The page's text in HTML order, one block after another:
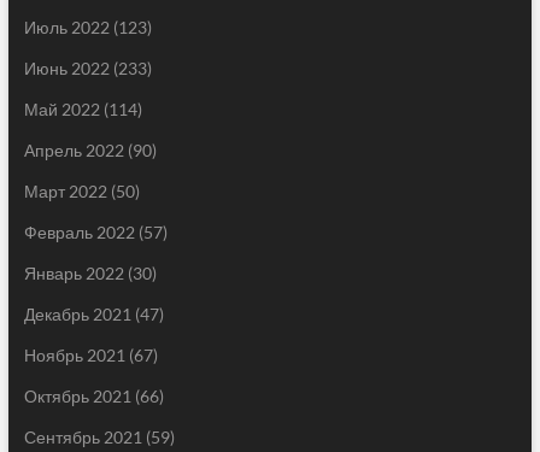
Июль 2022 (123)
Июнь 2022 (233)
Май 2022 (114)
Апрель 2022 (90)
Март 2022 (50)
Февраль 2022 (57)
Январь 2022 (30)
Декабрь 2021 (47)
Ноябрь 2021 (67)
Октябрь 2021 (66)
Сентябрь 2021 (59)